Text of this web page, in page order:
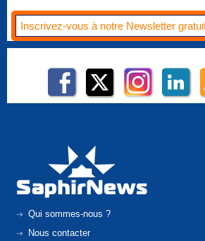
Qui sommes-nous ?
Nous contacter